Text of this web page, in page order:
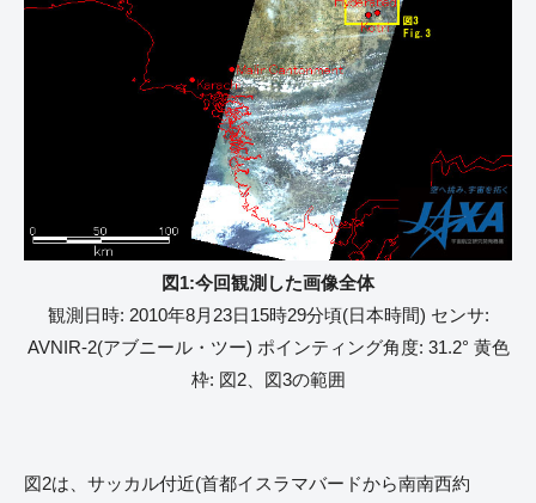
図1:今回観測した画像全体
観測日時: 2010年8月23日15時29分頃(日本時間) センサ:
AVNIR-2(アブニール・ツー) ポインティング角度: 31.2° 黄色
枠: 図2、図3の範囲
図2は、サッカル付近(首都イスラマバードから南南西約